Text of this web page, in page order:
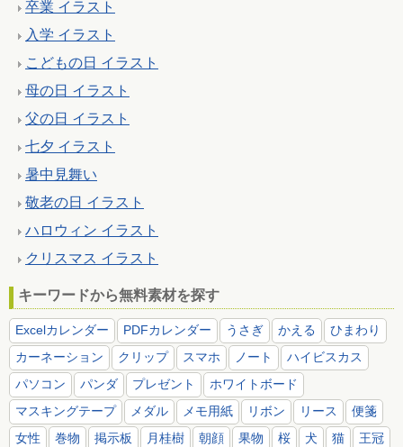
卒業 イラスト
入学 イラスト
こどもの日 イラスト
母の日 イラスト
父の日 イラスト
七夕 イラスト
暑中見舞い
敬老の日 イラスト
ハロウィン イラスト
クリスマス イラスト
キーワードから無料素材を探す
Excelカレンダー PDFカレンダー うさぎ かえる
ひまわり
カーネーション
クリップ スマホ ノート
ハイビスカス
パソコン
パンダ プレゼント
ホワイトボード
マスキングテープ
メダル メモ用紙 リボン リース
便箋
女性
巻物 掲示板 月桂樹 朝顔 果物 桜 犬 猫
王冠